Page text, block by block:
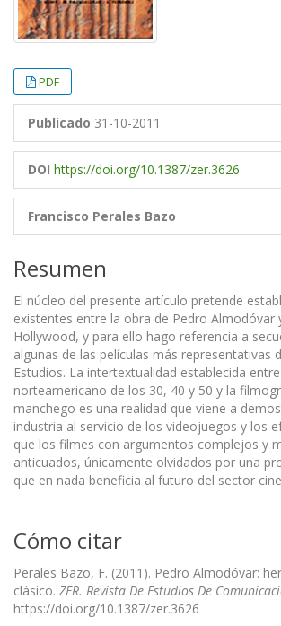
PDF
Publicado 31-10-2011
DOI https://doi.org/10.1387/zer.3626
Francisco Perales Bazo
Resumen
El núcleo del presente artículo pretende
existentes entre la obra de Pedro Almodóvar
Hollywood, y para ello hago referencia a
algunas de las películas más representativas
Estudios. La intertextualidad establecida
norteamericano de los 30, 40 y 50 y la
manchego es una realidad que viene a
industria al servicio de los videojuegos y los
que los filmes con argumentos complejos y
anticuados, únicamente olvidados por una
que en nada beneficia al futuro del sector
Cómo citar
Perales Bazo, F. (2011). Pedro Almodóvar:
clásico. ZER. Revista De Estudios De
https://doi.org/10.1387/zer.3626